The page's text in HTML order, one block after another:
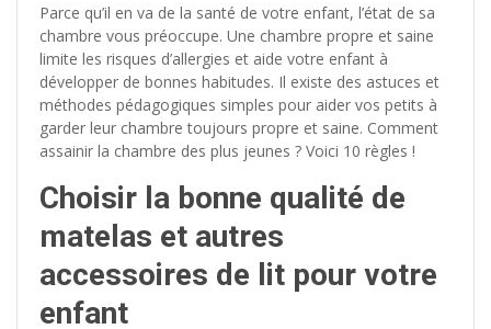
Parce qu’il en va de la santé de votre enfant, l’état de sa
chambre vous préoccupe. Une chambre propre et saine
limite les risques d’allergies et aide votre enfant à
développer de bonnes habitudes. Il existe des astuces et
méthodes pédagogiques simples pour aider vos petits à
garder leur chambre toujours propre et saine. Comment
assainir la chambre des plus jeunes ? Voici 10 règles !
Choisir la bonne qualité de
matelas et autres
accessoires de lit pour votre
enfant